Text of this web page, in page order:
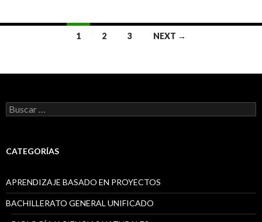
navigation
1 2 3 NEXT →
B
u
a
CATEGORÍAS
APRENDIZAJE BASADO EN PROYECTOS
BACHILLERATO GENERAL UNIFICADO